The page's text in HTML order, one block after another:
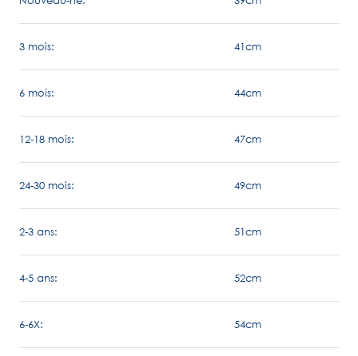
3 mois: 41cm
6 mois: 44cm
12-18 mois: 47cm
24-30 mois: 49cm
2-3 ans: 51cm
4-5 ans: 52cm
6-6X: 54cm